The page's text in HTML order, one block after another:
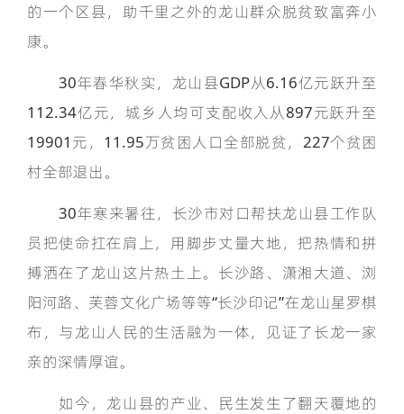
的一个区县，助千里之外的龙山群众脱贫致富奔小
康。
30年春华秋实，龙山县GDP从6.16亿元跃升至
112.34亿元，城乡人均可支配收入从897元跃升至
19901元，11.95万贫困人口全部脱贫，227个贫困
村全部退出。
30年寒来暑往，长沙市对口帮扶龙山县工作队
员把使命扛在肩上，用脚步丈量大地，把热情和拼
搏洒在了龙山这片热土上。长沙路、潇湘大道、浏
阳河路、芙蓉文化广场等等“长沙印记”在龙山星罗棋
布，与龙山人民的生活融为一体，见证了长龙一家
亲的深情厚谊。
如今，龙山县的产业、民生发生了翻天覆地的